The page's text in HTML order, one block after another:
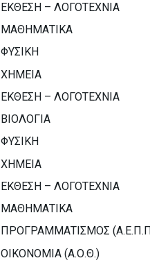
ΕΚΘΕΣΗ – ΛΟΓΟΤΕΧΝΙΑ
ΜΑΘΗΜΑΤΙΚΑ
ΦΥΣΙΚΗ
ΧΗΜΕΙΑ
ΕΚΘΕΣΗ – ΛΟΓΟΤΕΧΝΙΑ
ΒΙΟΛΟΓΙΑ
ΦΥΣΙΚΗ
ΧΗΜΕΙΑ
ΕΚΘΕΣΗ – ΛΟΓΟΤΕΧΝΙΑ
ΜΑΘΗΜΑΤΙΚΑ
ΠΡΟΓΡΑΜΜΑΤΙΣΜΟΣ
ΟΙΚΟΝΟΜΙA (Α.Ο.Θ.)